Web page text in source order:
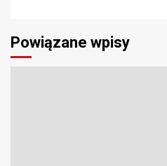
Powiązane wpisy